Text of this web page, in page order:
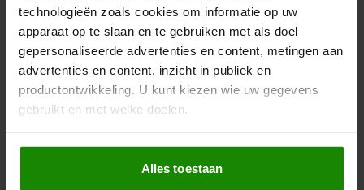
technologieën zoals cookies om informatie op uw
apparaat op te slaan en te gebruiken met als doel
gepersonaliseerde advertenties en content, metingen aan
advertenties en content, inzicht in publiek en
productontwikkeling. U kunt kiezen wie uw gegevens
gebruikt en met welke doelen.
Als u het toestaat, willen we ook graag:
Informatie verzamelen over uw geografische
Alles toestaan